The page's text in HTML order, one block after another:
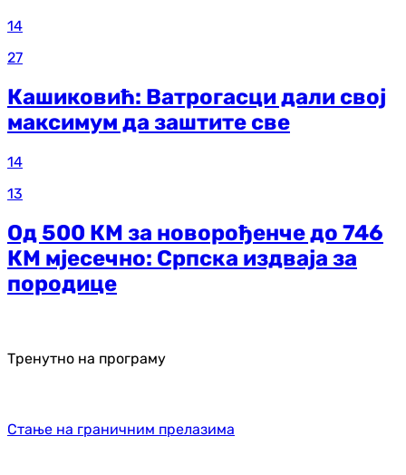
14
27
Кашиковић: Ватрогасци дали свој
максимум да заштите све
14
13
Од 500 КМ за новорођенче до 746
КМ мјесечно: Српска издваја за
породице
Тренутно на програму
Стање на граничним прелазима